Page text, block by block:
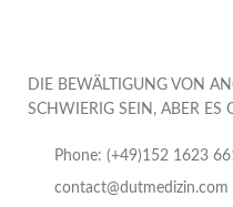
DIE BEWÄLTIGUNG VON
SCHWIERIG SEIN, ABER ES
Phone: (+49)152 1623
contact@dutmedizin.com